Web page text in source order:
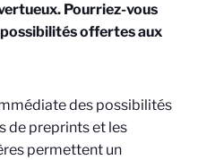
Pourriez-vous
offertes aux
des possibilités
de preprints et les
permettent un